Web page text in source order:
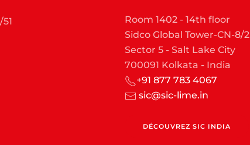
Room 1402 - 14th floor
Sidco Global Tower-CN-8/2
Sector 5 - Salt Lake City
700091 Kolkata - India
+91 877 783 4067
sic@sic-lime.in
DÉCOUVREZ SIC INDIA